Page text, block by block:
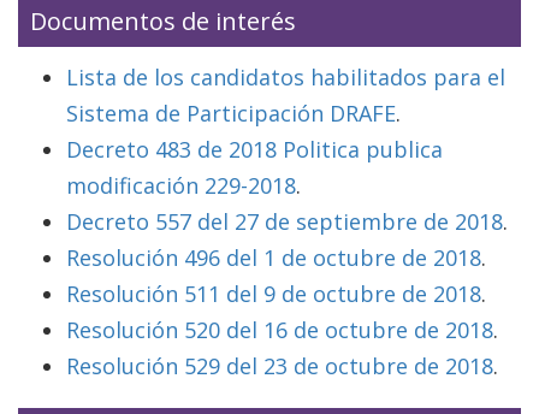
Documentos de interés
Lista de los candidatos habilitados para el
Sistema de Participación DRAFE.
Decreto 483 de 2018 Politica publica
modificación 229-2018.
Decreto 557 del 27 de septiembre de 2018.
Resolución 496 del 1 de octubre de 2018.
Resolución 511 del 9 de octubre de 2018.
Resolución 520 del 16 de octubre de 2018.
Resolución 529 del 23 de octubre de 2018.